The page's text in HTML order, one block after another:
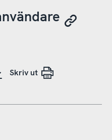
Skriv ut